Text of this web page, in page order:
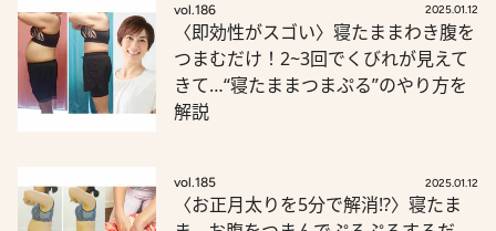
vol.186 2025.01.12
〈即効性がスゴい〉寝たままわき腹を
つまむだけ！2~3回でくびれが見えて
きて…“寝たままつまぷる”のやり方を
解説
vol.185 2025.01.12
〈お正月太りを5分で解消!?〉寝たま